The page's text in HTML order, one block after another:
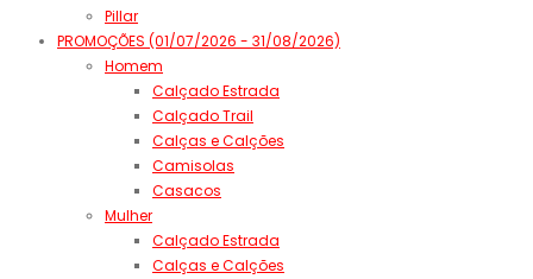
Pillar
PROMOÇÕES (01/07/2026 - 31/08/2026)
Homem
Calçado Estrada
Calçado Trail
Calças e Calções
Camisolas
Casacos
Mulher
Calçado Estrada
Calças e Calções